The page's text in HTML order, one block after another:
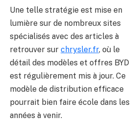
Une telle stratégie est mise en
lumière sur de nombreux sites
spécialisés avec des articles à
retrouver sur chrysler.fr, où le
détail des modèles et offres BYD
est régulièrement mis à jour. Ce
modèle de distribution efficace
pourrait bien faire école dans les
années à venir.